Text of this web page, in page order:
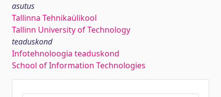
asutus
Tallinna Tehnikaülikool
Tallinn University of Technology
teaduskond
Infotehnoloogia teaduskond
School of Information Technologies